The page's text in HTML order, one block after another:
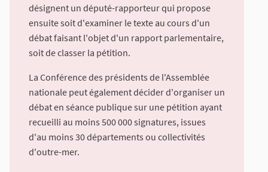
désignent un député-rapporteur qui propose
ensuite soit d'examiner le texte au cours d'un
débat faisant l'objet d'un rapport parlementaire,
soit de classer la pétition.
La Conférence des présidents de l'Assemblée
nationale peut également décider d'organiser un
débat en séance publique sur une pétition ayant
recueilli au moins 500 000 signatures, issues
d'au moins 30 départements ou collectivités
d'outre-mer.